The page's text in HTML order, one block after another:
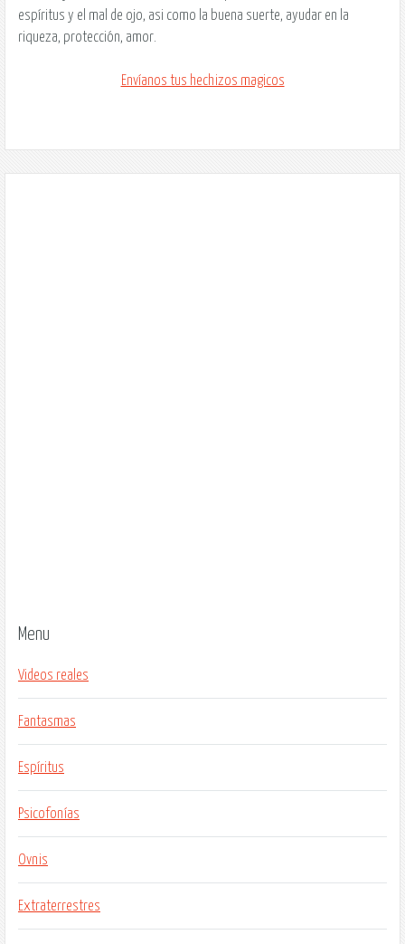
espíritus y el mal de ojo, asi como la buena suerte, ayudar en la
riqueza, protección, amor.
Envíanos tus hechizos magicos
Menu
Videos reales
Fantasmas
Espíritus
Psicofonías
Ovnis
Extraterrestres